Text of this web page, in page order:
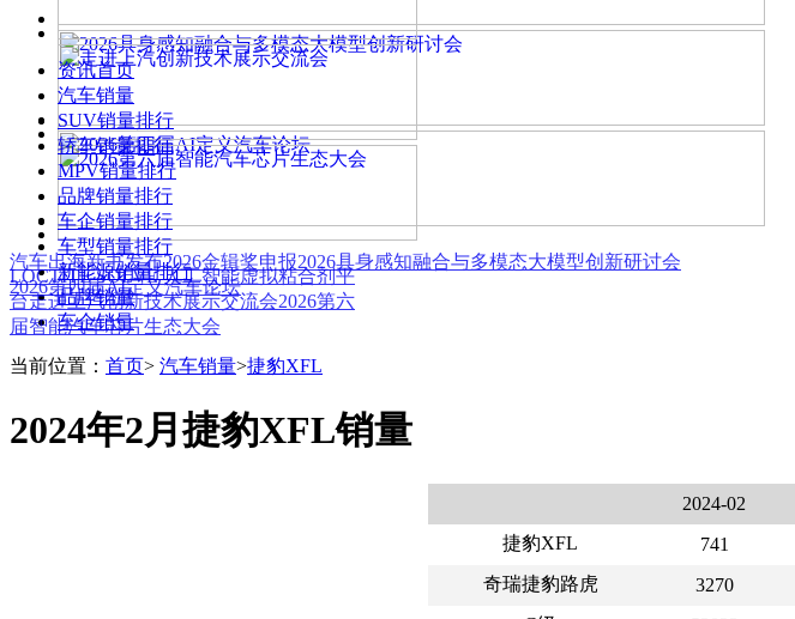
汽车出海新书发布2026金辑奖申报2026具身感知融合与多模态大模型创新研讨会
2026第四届AI定义汽车论坛
LOCTITE SOLVE 人工智能虚拟粘合剂平
台走进上汽创新技术展示交流会2026第六
届智能汽车芯片生态大会
资讯首页
汽车销量
SUV销量排行
轿车销量排行
MPV销量排行
品牌销量排行
车企销量排行
车型销量排行
新能源销量排行
品牌销量
车企销量
当前位置： 首页> 汽车销量>捷豹XFL
2024年2月捷豹XFL销量
2024-02
捷豹XFL
741
奇瑞捷豹路虎
3270